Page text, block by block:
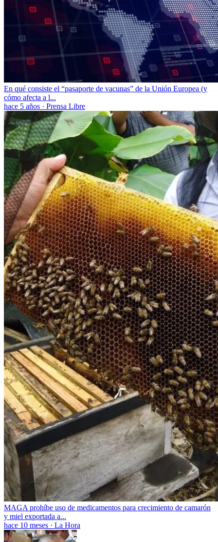
En qué consiste el “pasaporte de vacunas” de la Unión Europea (y
cómo afecta a l...
hace 5 años · Prensa Libre
MAGA prohíbe uso de medicamentos para crecimiento de camarón
y miel exportada a...
hace 10 meses · La Hora